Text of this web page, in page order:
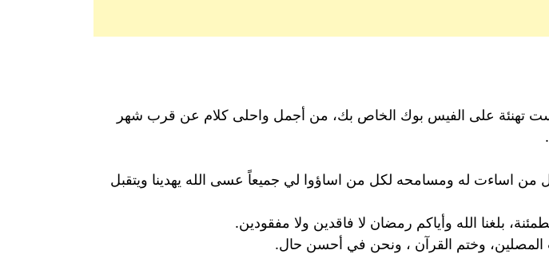
تهنئة على الفيس بوك الخاص بك، من أجمل واحلى كلام عن قرب شهر
من اساءت له ومسامحه لكل من اساؤوا لي جميعاً عسى الله يهدينا ويتقبل
بلغنا الله وأياكم رمضان لا فاقدين ولا مفقودين.
المصلين، وختم القرآن ، ونحن في أحسن حال.